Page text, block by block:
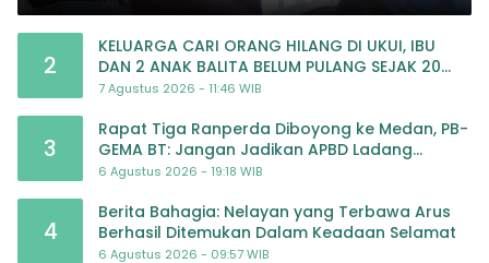
2
KELUARGA CARI ORANG HILANG DI UKUI, IBU
DAN 2 ANAK BALITA BELUM PULANG SEJAK 20
JULI 2026
7 Agustus 2026 - 11:46 WIB
3
Rapat Tiga Ranperda Diboyong ke Medan, PB-
GEMA BT: Jangan Jadikan APBD Ladang
Pembiayaan yang Tak Perlu
6 Agustus 2026 - 19:18 WIB
4
Berita Bahagia: Nelayan yang Terbawa Arus
Berhasil Ditemukan Dalam Keadaan Selamat
6 Agustus 2026 - 09:57 WIB